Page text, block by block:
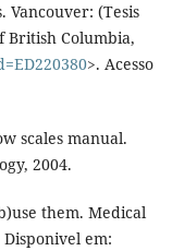
(Tesis
British Columbia,
>. Acesso
scales manual.
2004.
them. Medical
Disponivel em: